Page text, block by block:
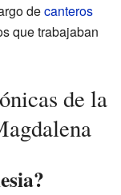
decanteros
que trabajaban
de la